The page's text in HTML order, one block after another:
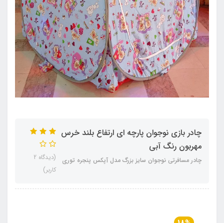
چادر بازی نوجوان پارچه ای ارتفاع بلند خرس
مهربون رنگ آبی
چادر مسافرتی نوجوان سایز بزرگ مدل آپکس پنجره توری
(دیدگاه 2
کاربر)